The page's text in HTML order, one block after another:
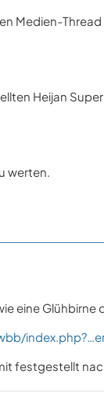
Medien-Thread
Heijan
werten.
eine Glühbirne
festgestellt